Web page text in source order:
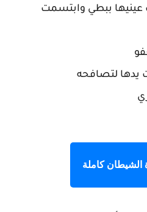
عينيها ببطي وابتسمت
لتصافحه
الشيطان كاملة